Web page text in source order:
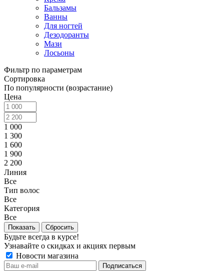
Бальзамы
Ванны
Для ногтей
Дезодоранты
Мази
Лосьоны
Фильтр по параметрам
Сортировка
По популярности (возрастание)
Цена
1 000
1 300
1 600
1 900
2 200
Линия
Все
Тип волос
Все
Категория
Все
Сбросить
Будьте всегда в курсе!
Узнавайте о скидках и акциях первым
Новости магазина